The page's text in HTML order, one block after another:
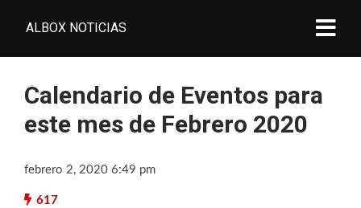
ALBOX NOTICIAS
Calendario de Eventos para
este mes de Febrero 2020
febrero 2, 2020 6:49 pm
617